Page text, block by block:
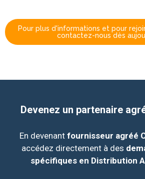
Pour plus d'informations et pour
contactez-nous dès
Devenez un partenaire
En devenant fournisseur agréé
accédez directement à des
spécifiques en Distribution